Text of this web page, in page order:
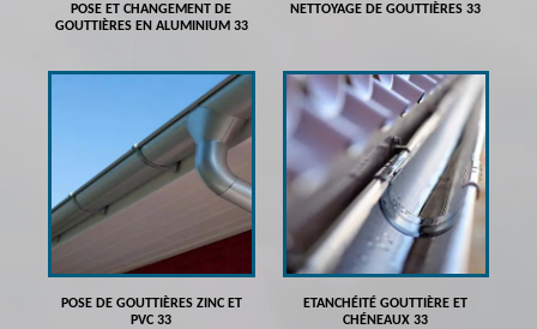
POSE ET CHANGEMENT DE
GOUTTIÈRES EN ALUMINIUM 33
NETTOYAGE DE GOUTTIÈRES 33
POSE DE GOUTTIÈRES ZINC ET
PVC 33
ETANCHÉITÉ GOUTTIÈRE ET
CHÉNEAUX 33